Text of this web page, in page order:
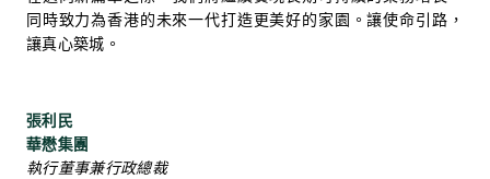
同時致力為香港的未來一代打造更美好的家園。讓使命引路，
讓真心築城。
張利民
華懋集團
執行董事兼行政總裁